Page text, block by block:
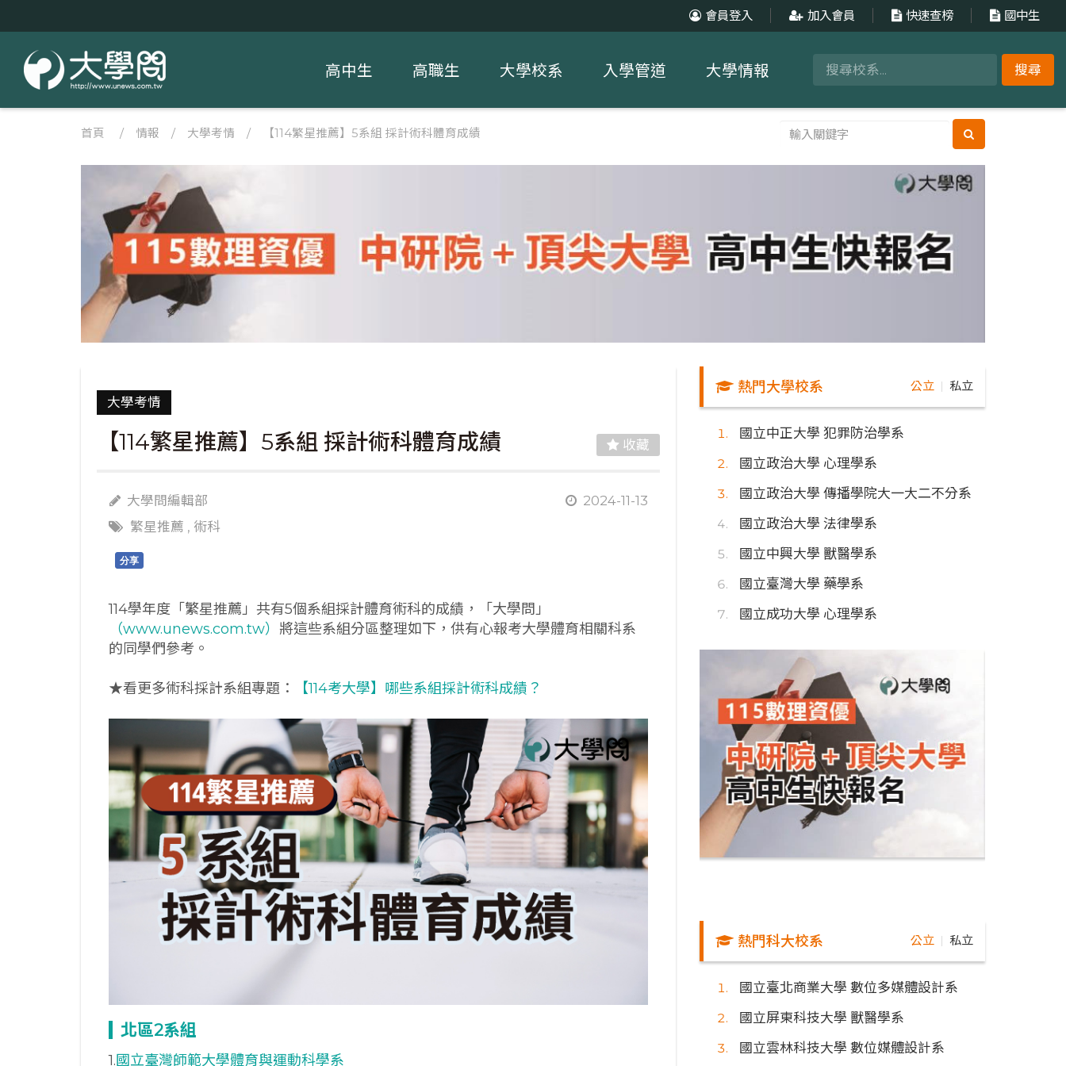
會員登入 加入會員 快速查榜 國中生
搜尋
高中生 高職生 大學校系 入學管道 大學情報
首頁 / 情報 / 大學考情 / 【114繁星推薦】5系組 採計術科體育成績
大學考情
【114繁星推薦】5系組 採計術科體育成績 收藏
大學問編輯部
2024-11-13
繁星推薦 , 術科
分享
114學年度「繁星推薦」共有5個系組採計體育術科的成績，「大學問」
（www.unews.com.tw） 將這些系組分區整理如下，供有心報考大學體育相關科系
的同學們參考。
★看更多術科採計系組專題： 【114考大學】哪些系組採計術科成績？
北區2系組
1.國立臺灣師範大學體育與運動科學系
熱門大學校系 公立 私立
國立中正大學 犯罪防治學系
國立政治大學 心理學系
國立政治大學 傳播學院大一大二不分系
國立政治大學 法律學系
國立中興大學 獸醫學系
國立臺灣大學 藥學系
國立成功大學 心理學系
熱門科大校系 公立 私立
國立臺北商業大學 數位多媒體設計系
國立屏東科技大學 獸醫學系
國立雲林科技大學 數位媒體設計系